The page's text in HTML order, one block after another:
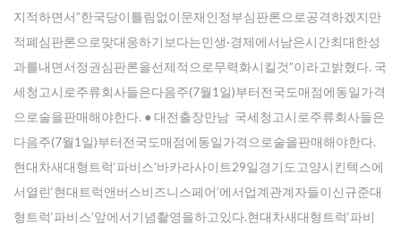
지적하면서”한국당이틀림없이문재인정부심판론으로공격하겠지만
적폐심판론으로맞대응하기보다는민생·경제에서남은시간최대한성
과를내면서정권심판론을선제적으로무력화시킬것”이라고밝혔다. 국
세청고시로주류회사들은다음주(7월1일)부터전국도매점에동일가격
으로술을판매해야한다. ● 대전출장만남 국세청고시로주류회사들은
다음주(7월1일)부터전국도매점에동일가격으로술을판매해야한다.
현대차새대형트럭‘파비스’바카라사이트29일경기도고양시킨텍스에
서열린‘현대트럭앤버스비즈니스페어’에서업계관계자들이신규준대
형트럭‘파비스’앞에서기념촬영을하고있다.현대차새대형트럭‘파비